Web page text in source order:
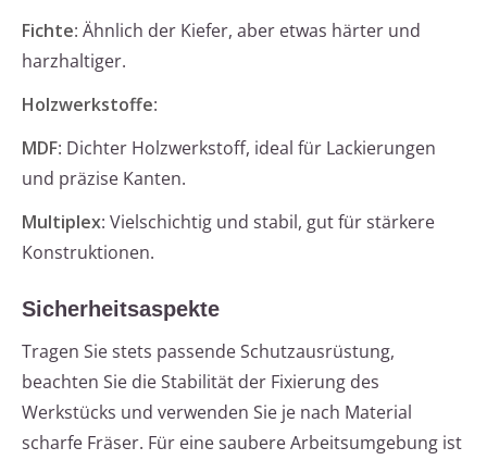
Fichte: Ähnlich der Kiefer, aber etwas härter und
harzhaltiger.
Holzwerkstoffe:
MDF: Dichter Holzwerkstoff, ideal für Lackierungen
und präzise Kanten.
Multiplex: Vielschichtig und stabil, gut für stärkere
Konstruktionen.
Sicherheitsaspekte
Tragen Sie stets passende Schutzausrüstung,
beachten Sie die Stabilität der Fixierung des
Werkstücks und verwenden Sie je nach Material
scharfe Fräser. Für eine saubere Arbeitsumgebung ist